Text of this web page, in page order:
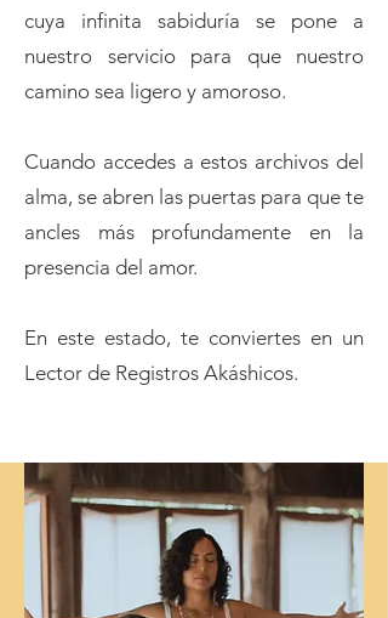
cuya infinita sabiduría se pone a
nuestro servicio para que nuestro
camino sea ligero y amoroso.
Cuando accedes a estos archivos del
alma, se abren las puertas para que te
ancles más profundamente en la
presencia del amor.
En este estado, te conviertes en un
Lector de Registros Akáshicos.